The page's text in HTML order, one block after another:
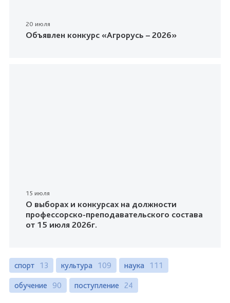
20 июля
Объявлен конкурс «Агрорусь – 2026»
15 июля
О выборах и конкурсах на должности
профессорско-преподавательского состава
от 15 июля 2026г.
спорт 13 культура 109 наука 111
обучение 90 поступление 24